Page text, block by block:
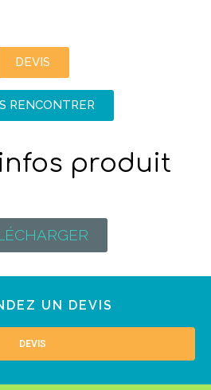
DEVIS
RENCONTRER
produit
UN DEVIS
DEVIS